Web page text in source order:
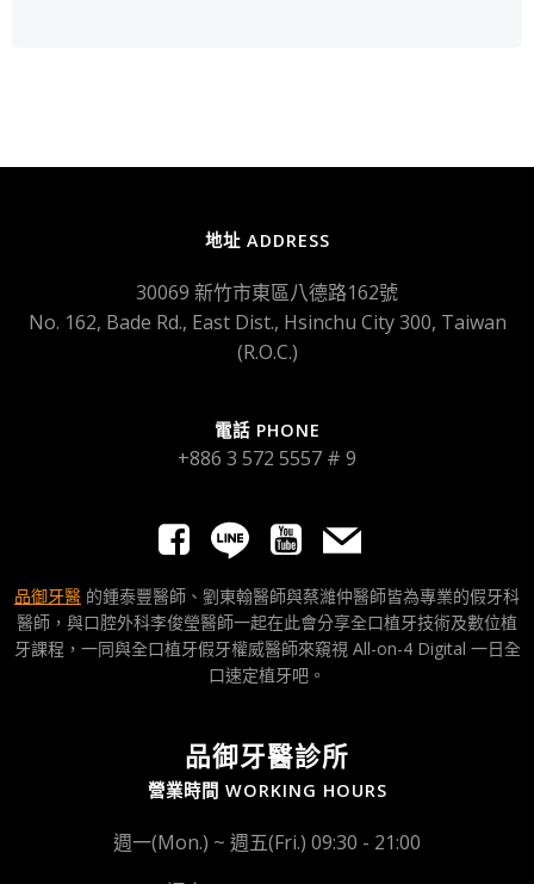
地址 ADDRESS
30069 新竹市東區八德路162號
No. 162, Bade Rd., East Dist., Hsinchu City 300, Taiwan
(R.O.C.)
電話 PHONE
+886 3 572 5557 # 9
品御牙醫 的鍾泰豐醫師、劉東翰醫師與蔡濰仲醫師皆為專業的假牙科
醫師，與口腔外科李俊瑩醫師一起在此會分享全口植牙技術及數位植
牙課程，一同與全口植牙假牙權威醫師來窺視 All-on-4 Digital 一日全
口速定植牙吧。
品御牙醫診所
營業時間 WORKING HOURS
週一(Mon.) ~ 週五(Fri.) 09:30 - 21:00